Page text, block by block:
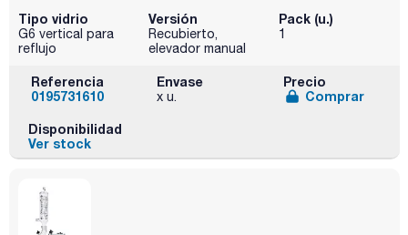
Tipo vidrio
G6 vertical para
reflujo
Versión
Recubierto,
elevador manual
Pack (u.)
1
Referencia
0195731610
Envase
x u.
Precio
Comprar
Disponibilidad
Ver stock